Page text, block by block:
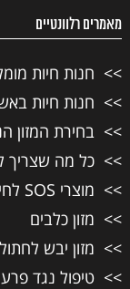
מאמרים רלוונטיים
חנות חיות
חנות חיות
בחירת המזון
כל מה שצריך
מוצרי SOS לחיות מחמד
מזון כלבים
מזון יבש
טיפול נגד